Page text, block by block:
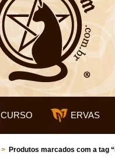
CURSO ERVAS
> Produtos marcados com a tag